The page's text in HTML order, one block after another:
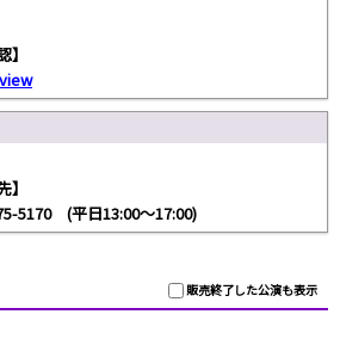
】
】
5170 (平日13:00～17:00)
販売終了した公演も表示